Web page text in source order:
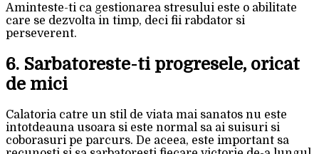
Aminteste-ti ca gestionarea stresului este o abilitate
care se dezvolta in timp, deci fii rabdator si
perseverent.
6. Sarbatoreste-ti progresele, oricat
de mici
Calatoria catre un stil de viata mai sanatos nu este
intotdeauna usoara si este normal sa ai suisuri si
coborasuri pe parcurs. De aceea, este important sa